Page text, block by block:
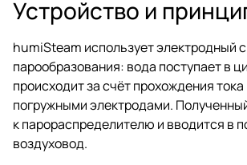
Устройство и
humiSteam использует электродный
парообразования: вода поступает в
происходит за счёт прохождения
погружными электродами.
к парораспределителю и вводится в
воздуховод.